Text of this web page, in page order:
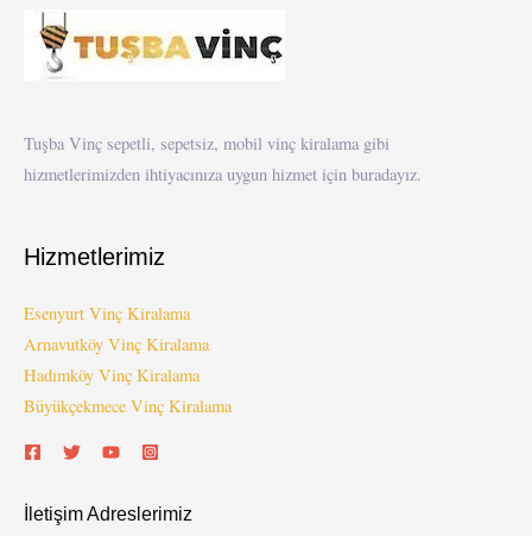
Tuşba Vinç sepetli, sepetsiz, mobil vinç kiralama gibi
hizmetlerimizden ihtiyacınıza uygun hizmet için buradayız.
Hizmetlerimiz
Esenyurt Vinç Kiralama
Arnavutköy Vinç Kiralama
Hadımköy Vinç Kiralama
Büyükçekmece Vinç Kiralama
İletişim Adreslerimiz